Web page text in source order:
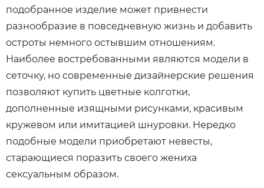
подобранное изделие может привнести
разнообразие в повседневную жизнь и добавить
остроты немного остывшим отношениям.
Наиболее востребованными являются модели в
сеточку, но современные дизайнерские решения
позволяют купить цветные колготки,
дополненные изящными рисунками, красивым
кружевом или имитацией шнуровки. Нередко
подобные модели приобретают невесты,
старающиеся поразить своего жениха
сексуальным образом.